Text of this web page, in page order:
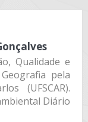
Qualidade e
pela
(UFSCAR).
Diário